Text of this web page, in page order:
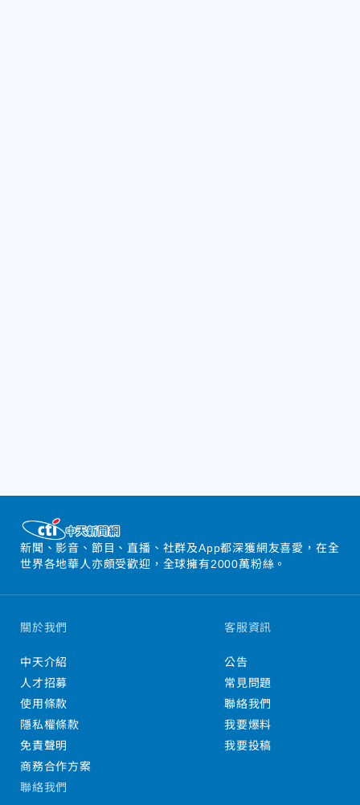
新聞、影音、節目、直播、社群及App都深獲網友喜愛，在全
世界各地華人亦頗受歡迎，全球擁有2000萬粉絲。
關於我們
中天介紹
人才招募
使用條款
隱私權條款
免責聲明
商務合作方案
客服資訊
公告
常見問題
聯絡我們
我要爆料
我要投稿
聯絡我們